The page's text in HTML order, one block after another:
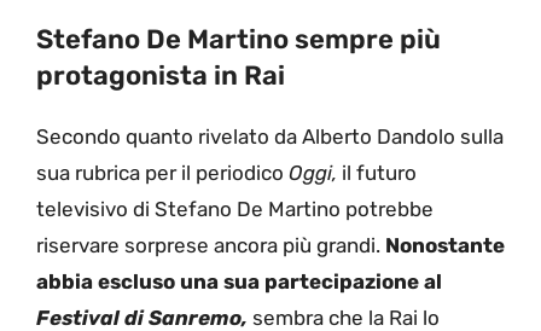
Stefano De Martino sempre più
protagonista in Rai
Secondo quanto rivelato da Alberto Dandolo sulla
sua rubrica per il periodico Oggi, il futuro
televisivo di Stefano De Martino potrebbe
riservare sorprese ancora più grandi. Nonostante
abbia escluso una sua partecipazione al
Festival di Sanremo, sembra che la Rai lo